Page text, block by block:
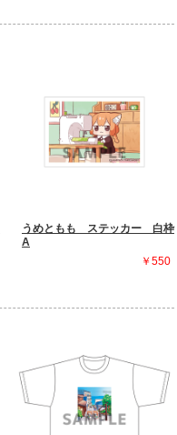
うめともも ステッカー 白枠
A
￥550